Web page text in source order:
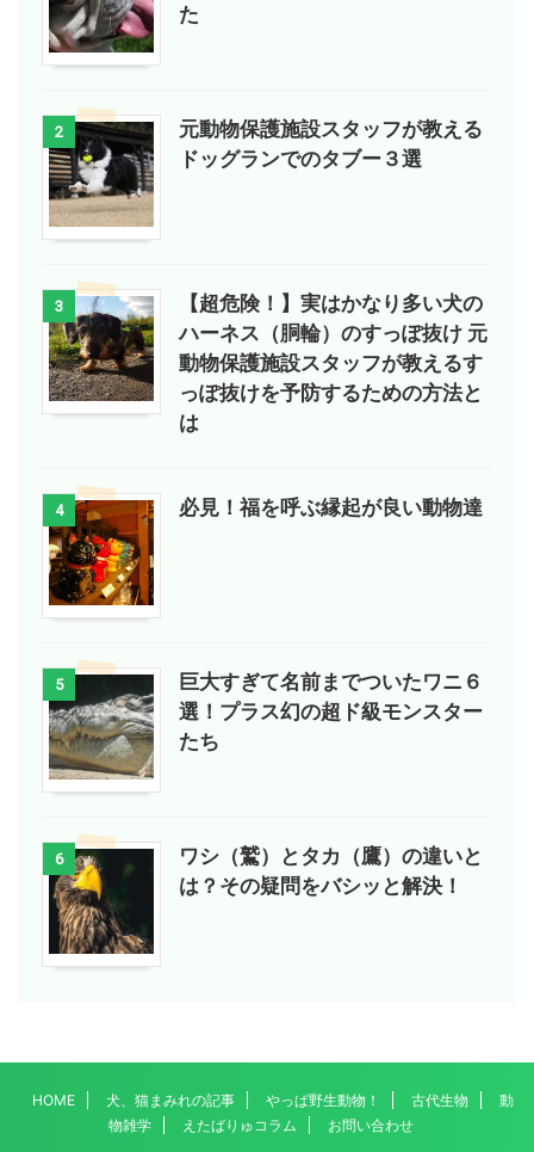
た
2
元動物保護施設スタッフが教える
ドッグランでのタブー３選
3
【超危険！】実はかなり多い犬の
ハーネス（胴輪）のすっぽ抜け 元
動物保護施設スタッフが教えるす
っぽ抜けを予防するための方法と
は
4 必見！福を呼ぶ縁起が良い動物達
5
巨大すぎて名前までついたワニ６
選！プラス幻の超ド級モンスター
たち
6
ワシ（鷲）とタカ（鷹）の違いと
は？その疑問をバシッと解決！
HOME 犬、猫まみれの記事 やっぱ野生動物！ 古代生物
動
物雑学
えたばりゅコラム お問い合わせ